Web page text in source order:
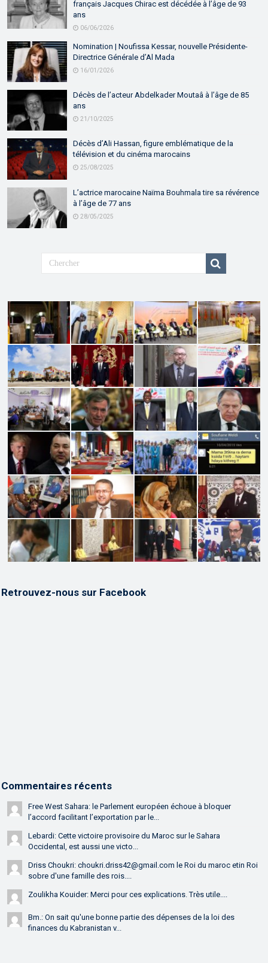
français Jacques Chirac est décédée à l’âge de 93
ans
06/06/2026
Nomination | Noufissa Kessar, nouvelle Présidente-
Directrice Générale d’Al Mada
16/01/2026
Décès de l’acteur Abdelkader Moutaâ à l’âge de 85
ans
21/10/2025
Décès d’Ali Hassan, figure emblématique de la
télévision et du cinéma marocains
25/08/2025
L’actrice marocaine Naïma Bouhmala tire sa révérence
à l’âge de 77 ans
28/05/2025
Retrouvez-nous sur Facebook
Commentaires récents
Free West Sahara: le Parlement européen échoue à bloquer
l’accord facilitant l’exportation par le...
Lebardi: Cette victoire provisoire du Maroc sur le Sahara
Occidental, est aussi une victo...
Driss Choukri: choukri.driss42@gmail.com le Roi du maroc etin Roi
sobre d'une famille des rois....
Zoulikha Kouider: Merci pour ces explications. Très utile....
Bm.: On sait qu'une bonne partie des dépenses de la loi des
finances du Kabranistan v...